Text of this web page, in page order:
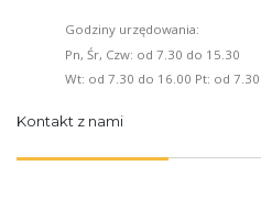
Godziny urzędowania:
Pn, Śr, Czw: od 7.30 do 15.30
Wt: od 7.30 do 16.00 Pt: od
Kontakt z nami